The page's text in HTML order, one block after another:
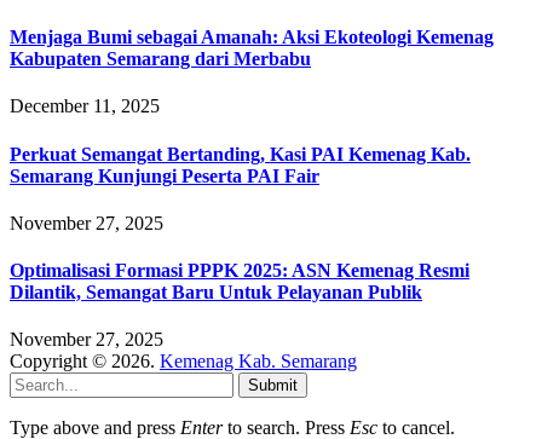
Menjaga Bumi sebagai Amanah: Aksi Ekoteologi Kemenag
Kabupaten Semarang dari Merbabu
December 11, 2025
Perkuat Semangat Bertanding, Kasi PAI Kemenag Kab.
Semarang Kunjungi Peserta PAI Fair
November 27, 2025
Optimalisasi Formasi PPPK 2025: ASN Kemenag Resmi
Dilantik, Semangat Baru Untuk Pelayanan Publik
November 27, 2025
Copyright © 2026. Kemenag Kab. Semarang
Submit
Type above and press Enterto search. Press Esc to cancel.